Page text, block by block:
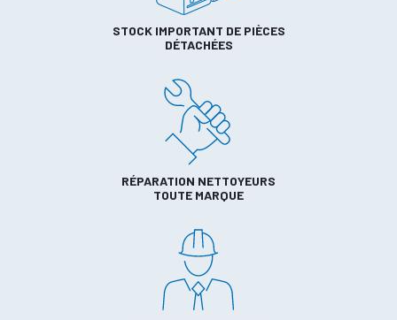
STOCK IMPORTANT DE PIÈCES
DÉTACHÉES
RÉPARATION NETTOYEURS
TOUTE MARQUE